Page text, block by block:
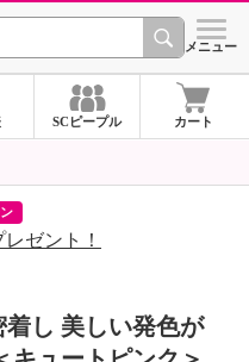
シ
メニュー
SCピープル カート
ゼント！
し 美しい発色が